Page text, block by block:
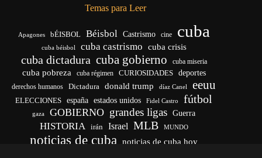
Temas para Leer
Apagones bÉISBOL Béisbol Castrismo cine cuba
cuba béisbol cuba castrismo cuba crisis
cuba dictadura cuba gobierno cuba miseria
cuba pobreza cuba régimen CURIOSIDADES deportes
derechos humanos Dictadura donald trump díaz Canel eeuu
ELECCIONES españa estados unidos Fidel Castro fútbol
gaza GOBIERNO grandes ligas Guerra
HISTORIA irán Israel MLB MUNDO
noticias de cuba
noticias de cuba hoy